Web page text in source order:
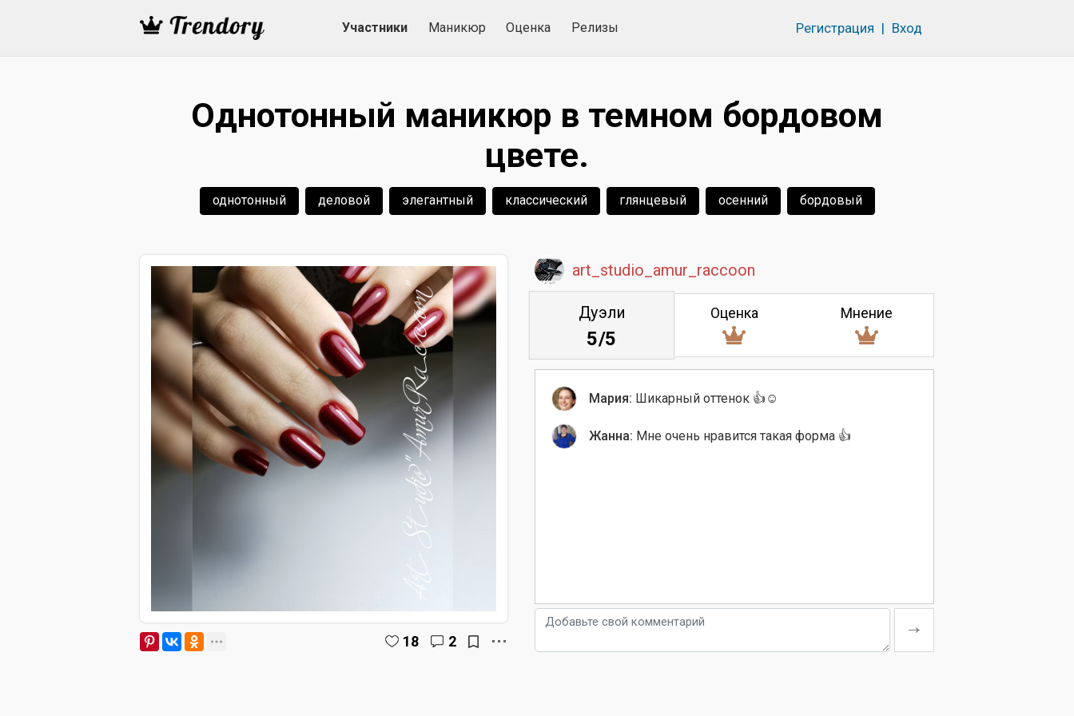
Участники Маникюр Оценка Релизы Регистрация | Вход
Однотонный маникюр в темном бордовом
цвете.
однотонный деловой элегантный классический глянцевый осенний бордовый
18 2
art_studio_amur_raccoon
Дуэли
5/5
Оценка Мнение
Мария: Шикарный оттенок 👍☺️
Жанна: Мне очень нравится такая форма 👍